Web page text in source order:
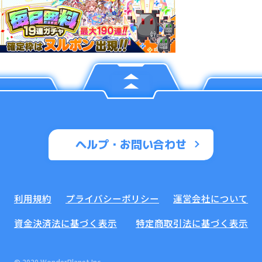
ヘルプ・お問い合わせ
利用規約 プライバシーポリシー
運営会社について
資金決済法に基づく表示
特定商取引法に基づく表示